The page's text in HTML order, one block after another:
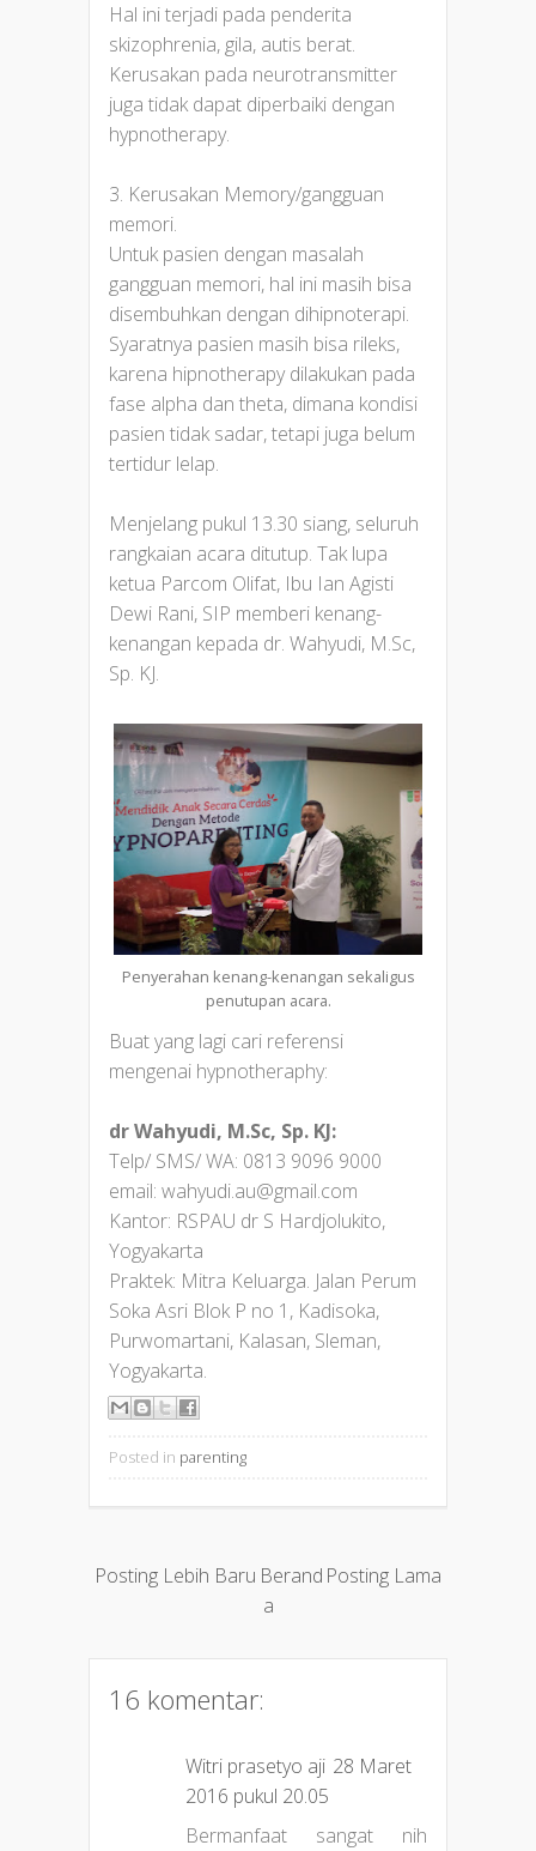
Hal ini terjadi pada penderita
skizophrenia, gila, autis berat.
Kerusakan pada neurotransmitter
juga tidak dapat diperbaiki dengan
hypnotherapy.
3. Kerusakan Memory/gangguan
memori.
Untuk pasien dengan masalah
gangguan memori, hal ini masih bisa
disembuhkan dengan dihipnoterapi.
Syaratnya pasien masih bisa rileks,
karena hipnotherapy dilakukan pada
fase alpha dan theta, dimana kondisi
pasien tidak sadar, tetapi juga belum
tertidur lelap.
Menjelang pukul 13.30 siang, seluruh
rangkaian acara ditutup. Tak lupa
ketua Parcom Olifat, Ibu Ian Agisti
Dewi Rani, SIP memberi kenang-
kenangan kepada dr. Wahyudi, M.Sc,
Sp. KJ.
Penyerahan kenang-kenangan sekaligus
penutupan acara.
Buat yang lagi cari referensi
mengenai hypnotheraphy:
dr Wahyudi, M.Sc, Sp. KJ:
Telp/ SMS/ WA: 0813 9096 9000
email: wahyudi.au@gmail.com
Kantor: RSPAU dr S Hardjolukito,
Yogyakarta
Praktek: Mitra Keluarga. Jalan Perum
Soka Asri Blok P no 1, Kadisoka,
Purwomartani, Kalasan, Sleman,
Yogyakarta.
Posted in parenting
Posting Lebih Baru Posting Lama
Berand
a
16 komentar:
Witri prasetyo aji 28 Maret
2016 pukul 20.05
Bermanfaat sangat nih